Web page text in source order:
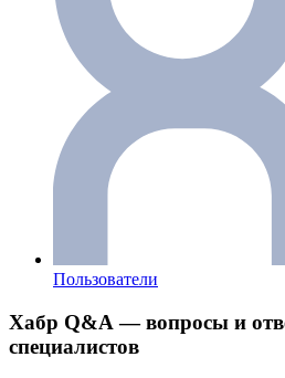
Пользователи
Хабр Q&A — вопросы и
специалистов